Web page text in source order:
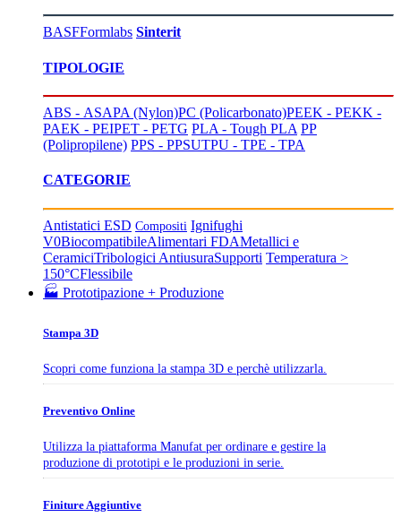
BASFFormlabs Sinterit
TIPOLOGIE
ABS - ASAPA (Nylon)PC (Policarbonato)PEEK - PEKK -
PAEK - PEIPET - PETG PLA - Tough PLA PP
(Polipropilene) PPS - PPSUTPU - TPE - TPA
CATEGORIE
Antistatici ESD Compositi Ignifughi
V0BiocompatibileAlimentari FDAMetallici e
CeramiciTribologici AntiusuraSupporti Temperatura >
150°CFlessibile
🏭 Prototipazione + Produzione
Stampa 3D
Scopri come funziona la stampa 3D e perchè utilizzarla.
Preventivo Online
Utilizza la piattaforma Manufat per ordinare e gestire la
produzione di prototipi e le produzioni in serie.
Finiture Aggiuntive